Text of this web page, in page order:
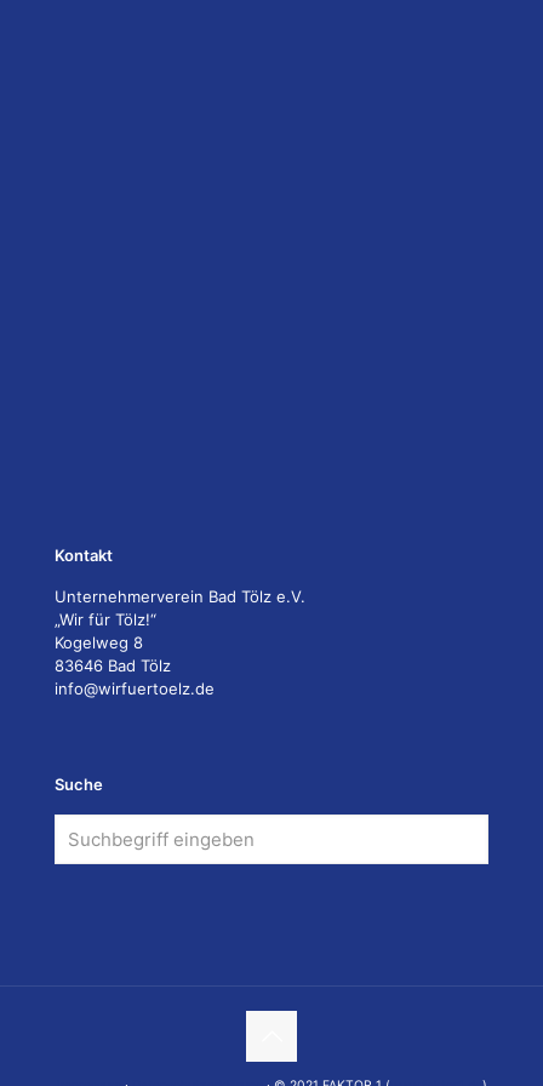
Kontakt
Unternehmerverein Bad Tölz e.V.
„Wir für Tölz!“
Kogelweg 8
83646 Bad Tölz
info@wirfuertoelz.de
Suche